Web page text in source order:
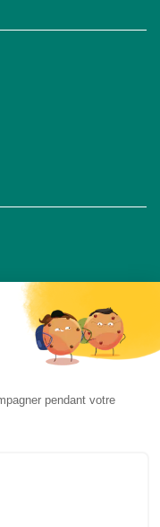
TikTok
Kolle :
pendant votre